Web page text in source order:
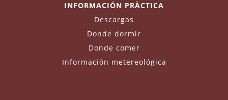
INFORMACIÓN PRÀCTICA
Descargas
Donde dormir
Donde comer
Información metereológica